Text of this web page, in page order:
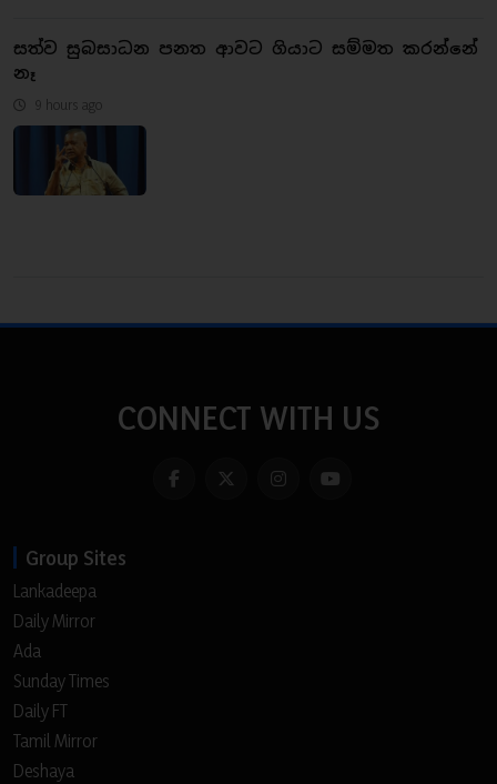
සත්ව සුබසාධන පනත ආවට ගියාට සම්මත කරන්නේ
නෑ
9 hours ago
CONNECT WITH US
Group Sites
Lankadeepa
Daily Mirror
Ada
Sunday Times
Daily FT
Tamil Mirror
Deshaya